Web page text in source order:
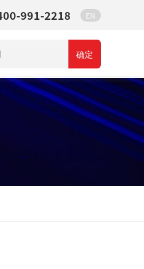
991-2218 EN
确定